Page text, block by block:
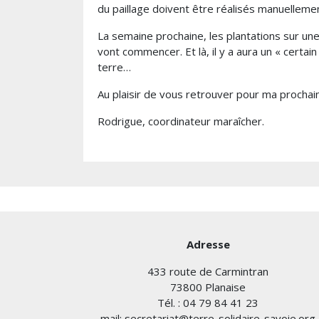
du paillage doivent être réalisés
La semaine prochaine, les plantations sur
vont commencer. Et là, il y a aura un «
terre…
Au plaisir de vous retrouver pour ma
Rodrigue, coordinateur maraîcher.
Adresse
433 route de Carmintran
73800 Planaise
Tél. : 04 79 84 41 23